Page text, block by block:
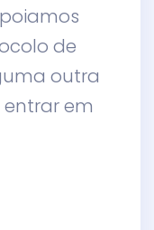
de
outra
em